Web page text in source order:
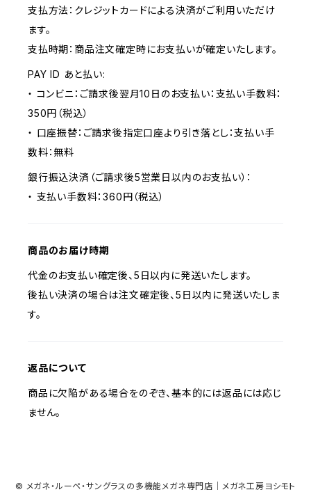
支払方法：クレジットカードによる決済がご利用いただけ
ます。
支払時期：商品注文確定時にお支払いが確定いたします。
PAY ID あと払い:
・ コンビニ：ご請求後翌月10日のお支払い：支払い手数料：
350円（税込）
・ 口座振替：ご請求後指定口座より引き落とし：支払い手
数料：無料
銀行振込決済（ご請求後5営業日以内のお支払い）：
・ 支払い手数料：360円（税込）
商品のお届け時期
代金のお支払い確定後、5日以内に発送いたします。
後払い決済の場合は注文確定後、5日以内に発送いたしま
す。
返品について
商品に欠陥がある場合をのぞき、基本的には返品には応じ
ません。
© メガネ・ルーペ・サングラスの多機能メガネ専門店｜メガネ工房ヨシモト